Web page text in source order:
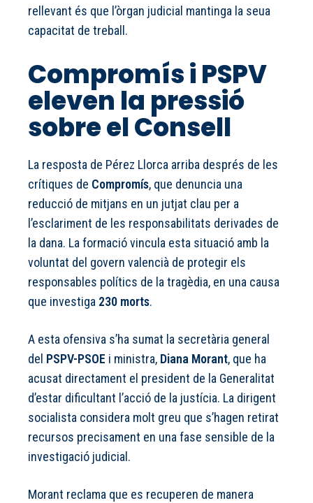
rellevant és que l’òrgan judicial mantinga la seua
capacitat de treball.
Compromís i PSPV
eleven la pressió
sobre el Consell
La resposta de Pérez Llorca arriba després de les
crítiques de Compromís, que denuncia una
reducció de mitjans en un jutjat clau per a
l’esclariment de les responsabilitats derivades de
la dana. La formació vincula esta situació amb la
voluntat del govern valencià de protegir els
responsables polítics de la tragèdia, en una causa
que investiga 230 morts.
A esta ofensiva s’ha sumat la secretària general
del PSPV-PSOE i ministra, Diana Morant, que ha
acusat directament el president de la Generalitat
d’estar dificultant l’acció de la justícia. La dirigent
socialista considera molt greu que s’hagen retirat
recursos precisament en una fase sensible de la
investigació judicial.
Morant reclama que es recuperen de manera